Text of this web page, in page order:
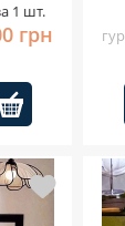
1 шт.
грн